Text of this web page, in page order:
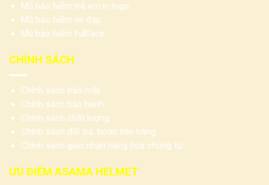
Mũ bảo hiểm trẻ em in logo
Mũ bảo hiểm xe đạp
Mũ bảo hiểm fullface
CHÍNH SÁCH
Chính sách bảo mật
Chính sách bảo hành
Chính sách chất lượng
Chính sách đổi trả, hoàn tiền hàng
Chính sách giao nhận hàng hóa chứng từ
ƯU ĐIỂM ASAMA HELMET